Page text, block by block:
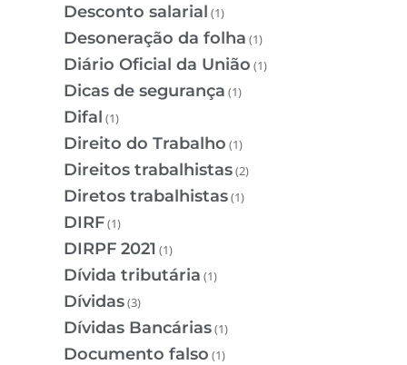
Desconto salarial (1)
Desoneração da folha (1)
Diário Oficial da União (1)
Dicas de segurança (1)
Difal (1)
Direito do Trabalho (1)
Direitos trabalhistas(2)
Diretos trabalhistas(1)
DIRF(1)
DIRPF 2021 (1)
Dívida tributária (1)
Dívidas(3)
Dívidas Bancárias(1)
Documento falso (1)